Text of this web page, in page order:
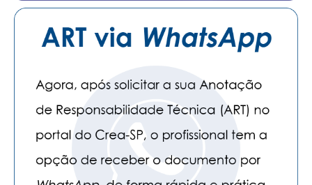
JORNAL DO ENGENHEIRO
NOTÍCIAS NO WHATSAPP
FOTOS